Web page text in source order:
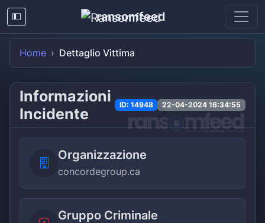
ransomfeed
Home Dettaglio Vittima
Informazioni
Incidente
ID: 14948 22-04-2024 16:34:55
Organizzazione
concordegroup.ca
Gruppo Criminale